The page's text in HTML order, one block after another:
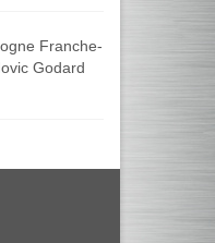
Franche-
Godard